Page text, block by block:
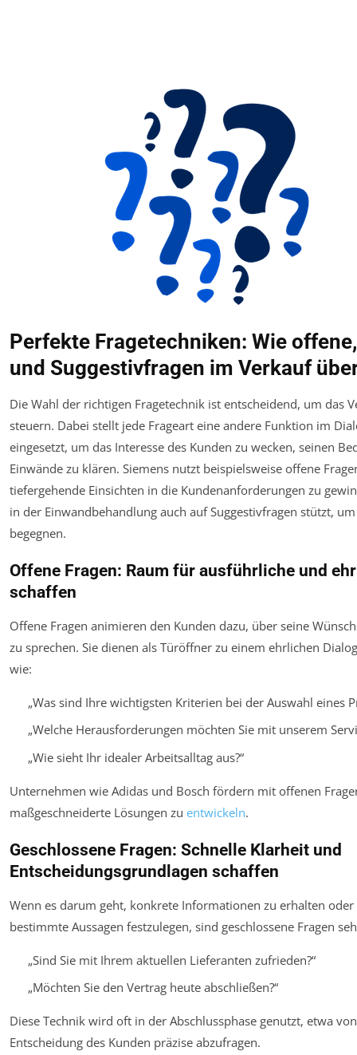
Perfekte Fragetechniken: Wie
und Suggestivfragen im Verkauf
Die Wahl der richtigen Fragetechnik ist entscheidend, um das
steuern. Dabei stellt jede Frageart eine andere Funktion im
eingesetzt, um das Interesse des Kunden zu wecken, seinen
Einwände zu klären. Siemens nutzt beispielsweise offene
tiefergehende Einsichten in die Kundenanforderungen zu
in der Einwandbehandlung auch auf Suggestivfragen stützt,
begegnen.
Offene Fragen: Raum für ausführliche und
schaffen
Offene Fragen animieren den Kunden dazu, über seine
zu sprechen. Sie dienen als Türöffner zu einem ehrlichen
wie:
„Was sind Ihre wichtigsten Kriterien bei der Auswahl eines
„Welche Herausforderungen möchten Sie mit unserem
„Wie sieht Ihr idealer Arbeitsalltag aus?“
Unternehmen wie Adidas und Bosch fördern mit offenen
maßgeschneiderte Lösungen zu entwickeln.
Geschlossene Fragen: Schnelle Klarheit und
Entscheidungsgrundlagen schaffen
Wenn es darum geht, konkrete Informationen zu erhalten
bestimmte Aussagen festzulegen, sind geschlossene Fragen
„Sind Sie mit Ihrem aktuellen Lieferanten zufrieden?“
„Möchten Sie den Vertrag heute abschließen?“
Diese Technik wird oft in der Abschlussphase genutzt, etwa
Entscheidung des Kunden präzise abzufragen.